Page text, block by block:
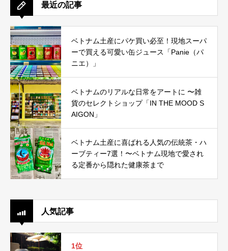
最近の記事
ベトナム土産にパケ買い必至！現地スーパ
ーで買える可愛い缶ジュース「Panie（パ
ニエ）」
ベトナムのリアルな日常をアートに 〜雑
貨のセレクトショップ「IN THE MOOD S
AIGON」
ベトナム土産に喜ばれる人気の伝統茶・ハ
ーブティー7選！〜ベトナム現地で愛され
る定番から隠れた健康茶まで
人気記事
1位